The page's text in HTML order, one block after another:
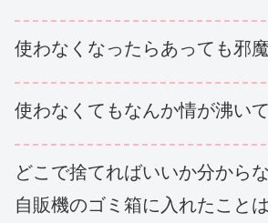
使わなくなったらあっても邪
使わなくてもなんか情が沸い
どこで捨てればいいか分から
自販機のゴミ箱に入れたこと